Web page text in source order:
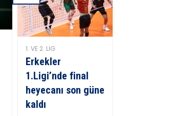
1. VE 2. LIG
Erkekler
1.Ligi’nde final
heyecanı son güne
kaldı